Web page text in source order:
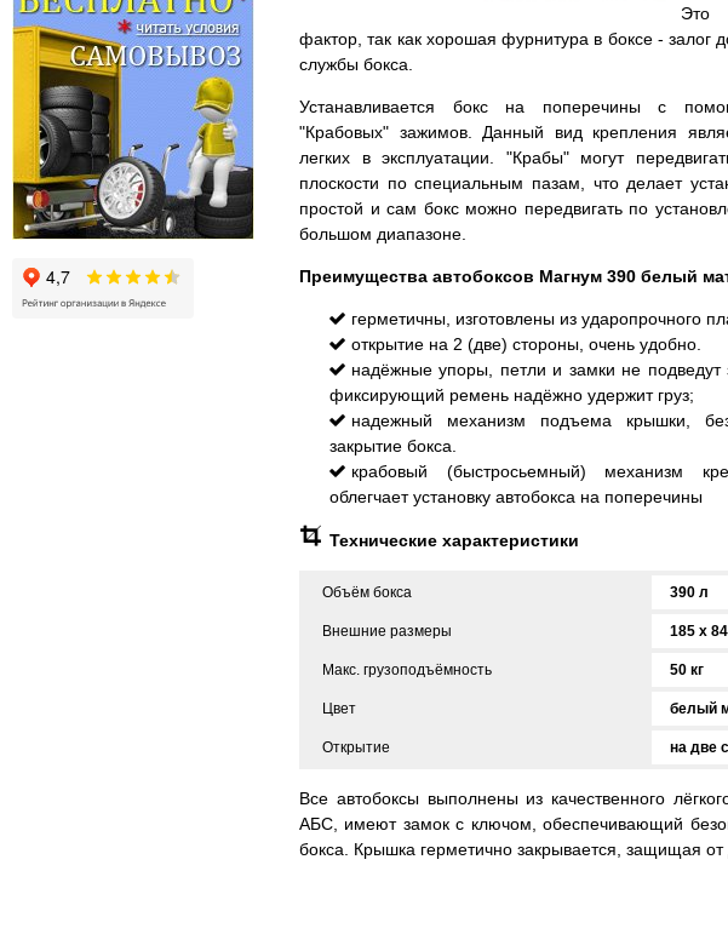
Это
фактор, так как хорошая фурнитура в боксе - залог
службы бокса.
Устанавливается бокс на поперечины с
"Крабовых" зажимов. Данный вид крепления
легких в эксплуатации. "Крабы" могут
плоскости по специальным пазам, что делает
простой и сам бокс можно передвигать по
большом диапазоне.
Преимущества автобоксов Магнум 390 белый
герметичны, изготовлены из ударопрочного
открытие на 2 (две) стороны, очень удобно.
надёжные упоры, петли и замки не
фиксирующий ремень надёжно удержит груз;
надежный механизм подъема крышки,
закрытие бокса.
крабовый (быстросьемный) механизм
облегчает установку автобокса на поперечины
Технические характеристики
Объём бокса 390 л
Внешние размеры 185 x
Макс. грузоподъёмность 50 кг
Цвет белый
Открытие на две
Все автобоксы выполнены из качественного
АБС, имеют замок с ключом, обеспечивающий
бокса. Крышка герметично закрывается, защищая от